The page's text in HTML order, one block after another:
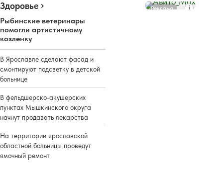
Здоровье
Рыбинские ветеринары
помогли артистичному
козленку
В Ярославле сделают фасад и
смонтируют подсветку в детской
больнице
В фельдшерско-акушерских
пунктах Мышкинского округа
начнут продавать лекарства
На территории ярославской
областной больницы проведут
ямочный ремонт
Реклама